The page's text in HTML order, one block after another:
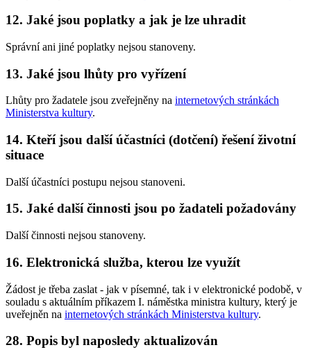
12. Jaké jsou poplatky a jak je lze uhradit
Správní ani jiné poplatky nejsou stanoveny.
13. Jaké jsou lhůty pro vyřízení
Lhůty pro žadatele jsou zveřejněny na internetových stránkách
Ministerstva kultury.
14. Kteří jsou další účastníci (dotčení) řešení životní
situace
Další účastníci postupu nejsou stanoveni.
15. Jaké další činnosti jsou po žadateli požadovány
Další činnosti nejsou stanoveny.
16. Elektronická služba, kterou lze využít
Žádost je třeba zaslat - jak v písemné, tak i v elektronické podobě, v
souladu s aktuálním příkazem I. náměstka ministra kultury, který je
uveřejněn na internetových stránkách Ministerstva kultury.
28. Popis byl naposledy aktualizován